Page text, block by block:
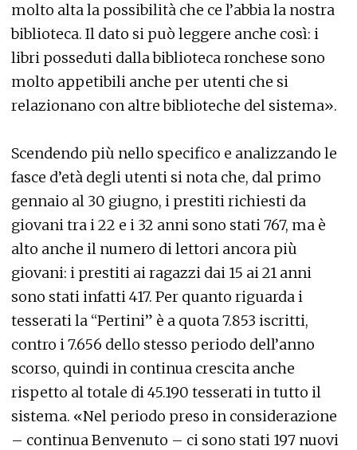
molto alta la possibilità che ce l’abbia la nostra
biblioteca. Il dato si può leggere anche così: i
libri posseduti dalla biblioteca ronchese sono
molto appetibili anche per utenti che si
relazionano con altre biblioteche del sistema».
Scendendo più nello specifico e analizzando le
fasce d’età degli utenti si nota che, dal primo
gennaio al 30 giugno, i prestiti richiesti da
giovani tra i 22 e i 32 anni sono stati 767, ma è
alto anche il numero di lettori ancora più
giovani: i prestiti ai ragazzi dai 15 ai 21 anni
sono stati infatti 417. Per quanto riguarda i
tesserati la “Pertini” è a quota 7.853 iscritti,
contro i 7.656 dello stesso periodo dell’anno
scorso, quindi in continua crescita anche
rispetto al totale di 45.190 tesserati in tutto il
sistema. «Nel periodo preso in considerazione
– continua Benvenuto – ci sono stati 197 nuovi